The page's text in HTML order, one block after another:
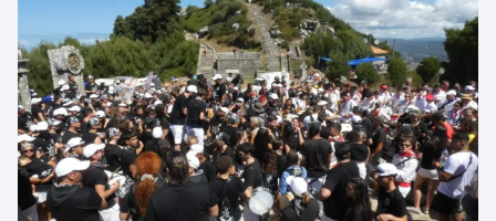
EPISODIOS VIGUESES
Cuidado si le invitan a hacer de extra en
una película en Vigo